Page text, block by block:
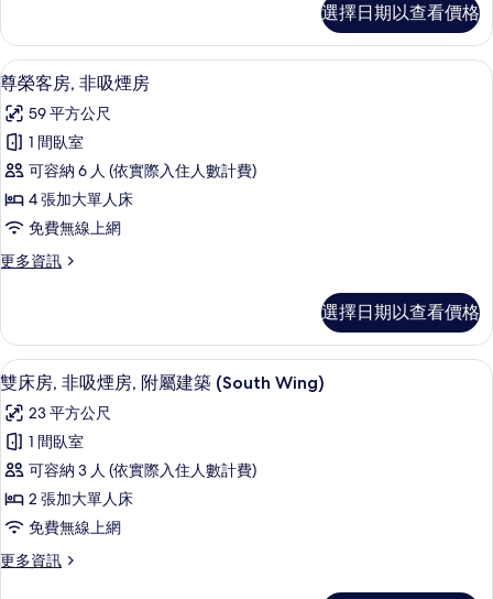
房
的
所
有
相
片
客
房,
非
吸
煙
房
詳
情
選擇日期以查看價格
顯
示
尊
榮
客
房,
非
吸
房
的
所
有
相
片
尊榮客房, 非吸煙房 | 低過敏寢具、羽
14
尊榮客房, 非吸煙房
59 平方公尺
1 間臥室
可容納 6 人 (依實際入住人數計費)
4 張加大單人床
免費無線上網
更多資訊
更
客
房,
非
煙
房
詳
情
選擇日期以查看價格
顯
示
雙
床
房,
非
吸
煙
雙床房, 非吸煙房, 附屬建築 (South
10
雙床房, 非吸煙房, 附屬建築 (South Wing)
23 平方公尺
1 間臥室
可容納 3 人 (依實際入住人數計費)
2 張加大單人床
免費無線上網
更多資訊
更